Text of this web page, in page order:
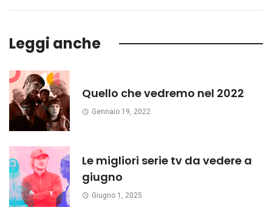
Leggi anche
Quello che vedremo nel 2022
Gennaio 19, 2022
Le migliori serie tv da vedere a
giugno
Giugno 1, 2025